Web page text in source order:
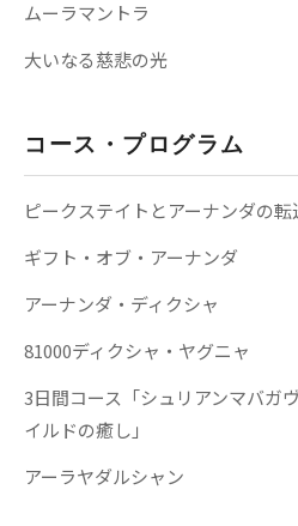
ムーラマントラ
大いなる慈悲の光
コース・プログラム
ピークステイトとアーナンダの転
ギフト・オブ・アーナンダ
アーナンダ・ディクシャ
81000ディクシャ・ヤグニャ
3日間コース「シュリアンマバガ
イルドの癒し」
アーラヤダルシャン